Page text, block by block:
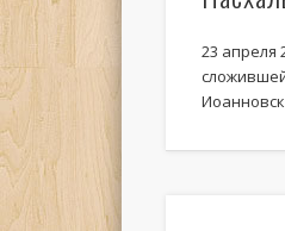
23 апреля